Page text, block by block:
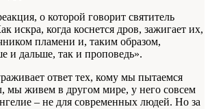
о которой говорит святитель
искра, когда коснется дров, зажигает их,
пламени и, таким образом,
и дальше, так и проповедь».
ответ тех, кому мы пытаемся
мы живем в другом мире, у него совсем
– не для современных людей. Но за